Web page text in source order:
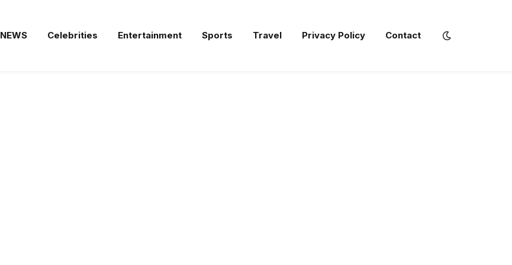
NEWS Celebrities Entertainment Sports Travel Privacy Policy Contact